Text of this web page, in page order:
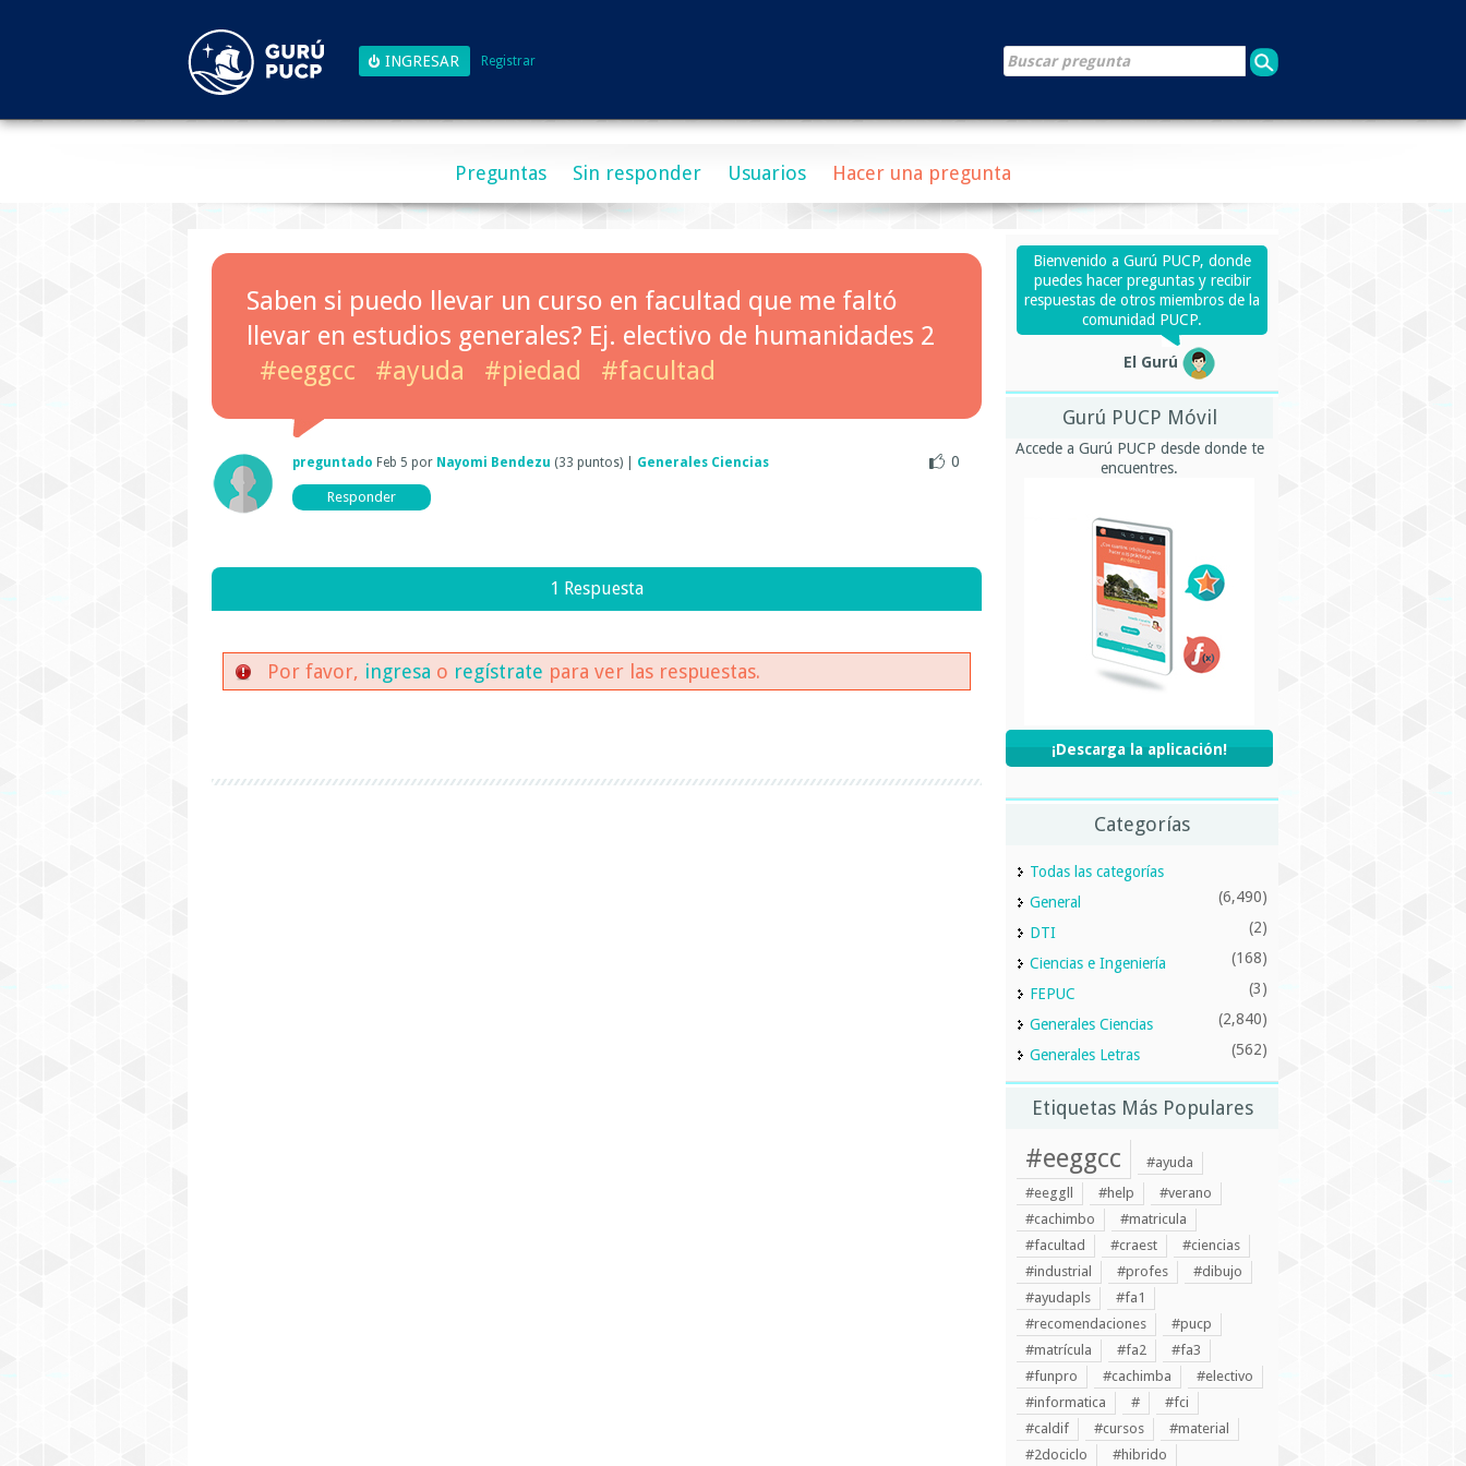
Registrar
Preguntas Sin responder Usuarios Hacer una pregunta
Saben si puedo llevar un curso en facultad que me faltó
llevar en estudios generales? Ej. electivo de humanidades 2
#eeggcc
#ayuda #piedad #facultad
0
preguntado Feb 5 por Nayomi Bendezu (33 puntos) Generales Ciencias
1 Respuesta
Por favor, ingresa o regístrate para ver las respuestas.
Bienvenido a Gurú PUCP, donde
puedes hacer preguntas y recibir
respuestas de otros miembros de la
comunidad PUCP.
El Gurú
Gurú PUCP Móvil
Accede a Gurú PUCP desde donde te
encuentres.
¡Descarga la aplicación!
Categorías
Todas las categorías
General
(6,490)
DTI (2)
Ciencias e Ingeniería (168)
FEPUC (3)
Generales Ciencias (2,840)
Generales Letras (562)
Etiquetas Más Populares
#eeggcc
#ayuda
#eeggll
#help
#verano
#cachimbo
#matricula
#facultad
#craest
#ciencias
#industrial
#profes
#dibujo
#ayudapls
#fa1
#recomendaciones
#pucp
#matrícula
#fa2
#fa3
#funpro
#cachimba
#electivo
#informatica
#
#fci
#caldif
#cursos
#material
#2dociclo
#hibrido